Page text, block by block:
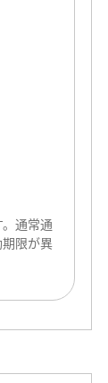
通常通
限が異